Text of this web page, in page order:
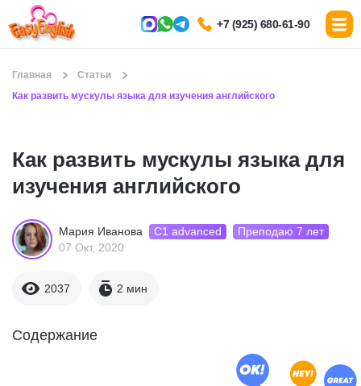
+7 (925) 680-61-90
Главная
Статьи
Как развить мускулы языка для изучения английского
Как развить мускулы языка для
изучения английского
Мария Иванова С1 advanced
Преподаю 7 лет
07 Окт, 2020
2037 2 мин
Содержание